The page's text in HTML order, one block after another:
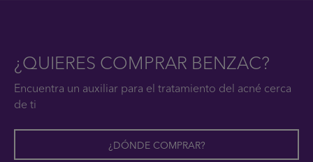
¿QUIERES COMPRAR BENZAC?
Encuentra un auxiliar para el tratamiento del acné cerca
de ti
¿DÓNDE COMPRAR?